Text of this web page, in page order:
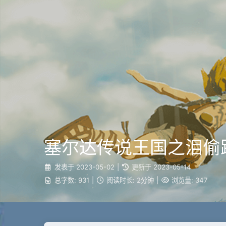
塞尔达传说王国之泪偷
发表于 2023-05-02 更新于 2023-05-14
总字数: 931 阅读时长: 2分钟 浏览量: 347